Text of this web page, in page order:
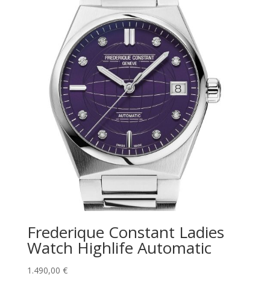
Frederique Constant Ladies
Watch Highlife Automatic
1.490,00 €